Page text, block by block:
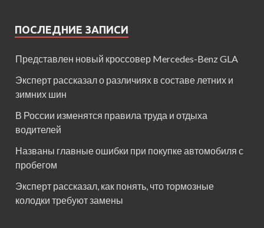
ПОСЛЕДНИЕ ЗАПИСИ
Представлен новый кроссовер Mercedes-Benz GLA
Эксперт рассказал о различиях в составе летних и
зимних шин
В России изменятся правила труда и отдыха
водителей
Названы главные ошибки при покупке автомобиля с
пробегом
Эксперт рассказал, как понять, что тормозные
колодки требуют замены